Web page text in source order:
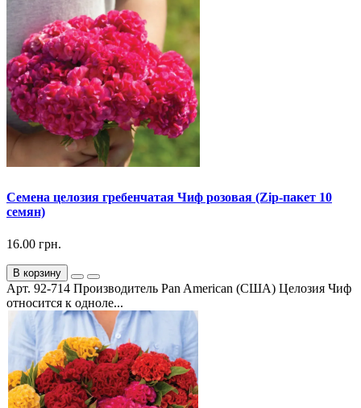
Семена целозия гребенчатая Чиф розовая (Zip-пакет 10
семян)
16.00 грн.
В корзину
Арт. 92-714 Производитель Pan American (США) Целозия Чиф
относится к одноле...